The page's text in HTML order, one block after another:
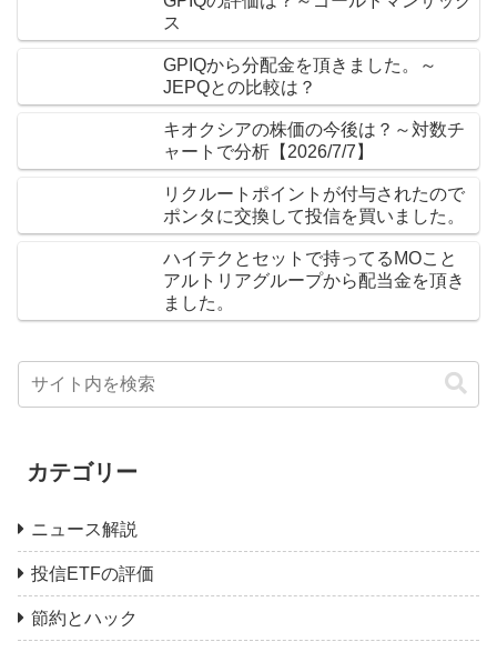
ス
GPIQから分配金を頂きました。～
JEPQとの比較は？
キオクシアの株価の今後は？～対数チ
ャートで分析【2026/7/7】
リクルートポイントが付与されたので
ポンタに交換して投信を買いました。
ハイテクとセットで持ってるMOこと
アルトリアグループから配当金を頂き
ました。
カテゴリー
ニュース解説
投信ETFの評価
節約とハック